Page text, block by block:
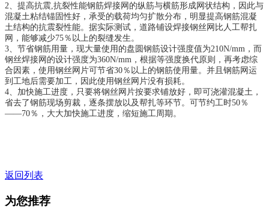
2、提高抗震,抗裂性能钢筋焊接网的纵筋与横筋形成网状结构，因此与
混凝土粘结锚固性好，承受的载荷均匀扩散分布，明显提高钢筋混凝
土结构的抗震裂性能。据实际测试，道路铺设焊接钢丝网比人工帮扎
网，能够减少75％以上的裂缝发生。
3、节省钢筋用量，现大量使用的盘圆钢筋设计强度值为210N/mm，而
钢丝焊接网的设计强度为360N/mm，根据等强度换代原则，再考虑综
合因素，使用钢丝网片可节省30％以上的钢筋使用量。并且钢筋网运
到工地后需要加工，因此使用钢丝网片没有损耗。
4、加快施工进度，只要将钢丝网片按要求铺放好，即可浇灌混凝土，
省去了钢筋现场剪裁，逐条摆放以及帮扎等环节。可节约工时50％
——70％，大大加快施工进度，缩短施工周期。
返回列表
为您推荐